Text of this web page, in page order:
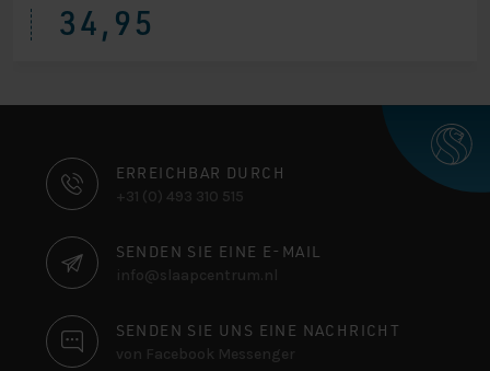
34,95
KONTAKTINFORMATIONEN
ERREICHBAR DURCH
+31 (0) 493 310 515
SENDEN SIE EINE E-MAIL
info@slaapcentrum.nl
SENDEN SIE UNS EINE NACHRICHT
von Facebook Messenger